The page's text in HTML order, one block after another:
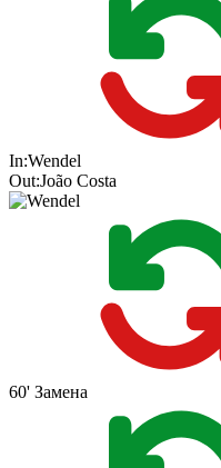
In:Wendel
Out:João Costa
60' Замена